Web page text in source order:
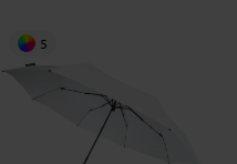
5